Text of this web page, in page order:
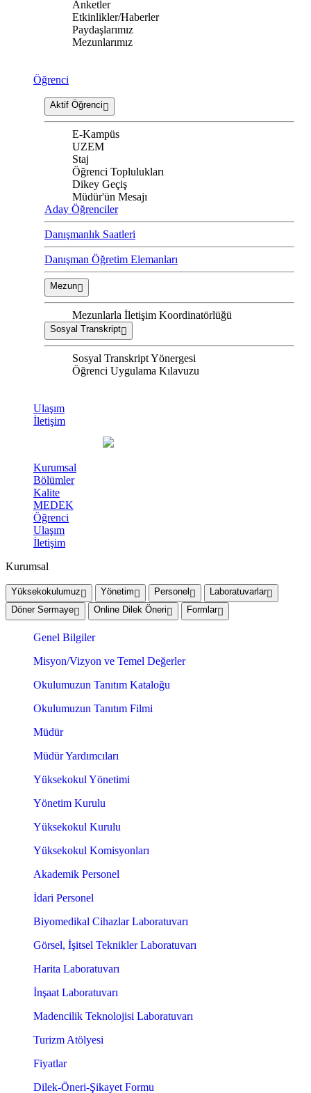
Anketler
Etkinlikler/Haberler
Paydaşlarımız
Mezunlarımız
Öğrenci
Aktif Öğrenci
E-Kampüs
UZEM
Staj
Öğrenci Toplulukları
Dikey Geçiş
Müdür'ün Mesajı
Aday Öğrenciler
Danışmanlık Saatleri
Danışman Öğretim Elemanları
Mezun
Mezunlarla İletişim Koordinatörlüğü
Sosyal Transkript
Sosyal Transkript Yönergesi
Öğrenci Uygulama Kılavuzu
Ulaşım
İletişim
Kurumsal
Bölümler
Kalite
MEDEK
Öğrenci
Ulaşım
İletişim
Kurumsal
Yüksekokulumuz Yönetim Personel
Laboratuvarlar
Döner Sermaye
Online Dilek Öneri Formlar
Genel Bilgiler
Misyon/Vizyon ve Temel Değerler
Okulumuzun Tanıtım Kataloğu
Okulumuzun Tanıtım Filmi
Müdür
Müdür Yardımcıları
Yüksekokul Yönetimi
Yönetim Kurulu
Yüksekokul Kurulu
Yüksekokul Komisyonları
Akademik Personel
İdari Personel
Biyomedikal Cihazlar Laboratuvarı
Görsel, İşitsel Teknikler Laboratuvarı
Harita Laboratuvarı
İnşaat Laboratuvarı
Madencilik Teknolojisi Laboratuvarı
Turizm Atölyesi
Fiyatlar
Dilek-Öneri-Şikayet Formu